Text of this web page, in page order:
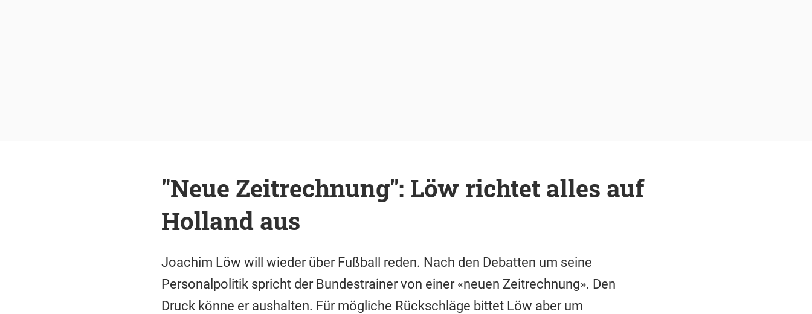
"Neue Zeitrechnung": Löw richtet alles auf
Holland aus
Joachim Löw will wieder über Fußball reden. Nach den Debatten um seine
Personalpolitik spricht der Bundestrainer von einer «neuen Zeitrechnung». Den
Druck könne er aushalten. Für mögliche Rückschläge bittet Löw aber um